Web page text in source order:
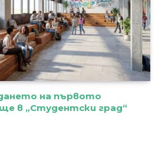
на първото
в „Студентски град“